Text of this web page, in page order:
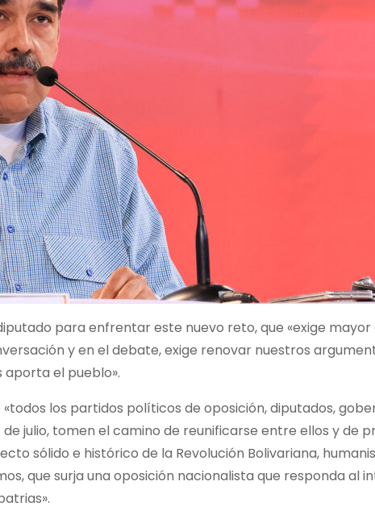
para enfrentar este nuevo reto, que «exige mayor
y en el debate, exige renovar nuestros
el pueblo».
los partidos políticos de oposición, diputados,
julio, tomen el camino de reunificarse entre ellos y de
sólido e histórico de la Revolución Bolivariana,
que surja una oposición nacionalista que responda al